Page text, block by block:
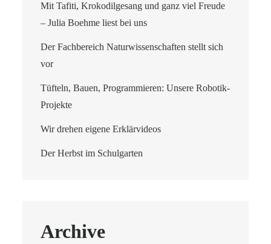
Mit Tafiti, Krokodilgesang und ganz viel Freude
– Julia Boehme liest bei uns
Der Fachbereich Naturwissenschaften stellt sich
vor
Tüfteln, Bauen, Programmieren: Unsere Robotik-
Projekte
Wir drehen eigene Erklärvideos
Der Herbst im Schulgarten
Archive